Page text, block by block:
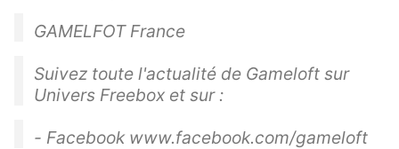
GAMELFOT France
Suivez toute l'actualité de Gameloft sur
Univers Freebox et sur :
- Facebook www.facebook.com/gameloft